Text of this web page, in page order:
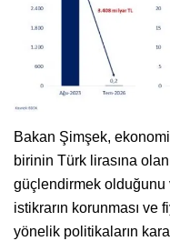
Bakan Şimşek,
birinin Türk lirasına
güçlendirmek olduğunu
istikrarın korunması ve
yönelik politikaların